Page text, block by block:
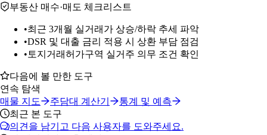
부동산 매수·매도 체크리스트
•최근 3개월 실거래가 상승/하락 추세 파악
•DSR 및 대출 금리 적용 시 상환 부담 점검
• 토지거래허가구역 실거주 의무 조건 확인
다음에 볼 만한 도구
연속 탐색
매물 지도
주담대 계산기
통계 및 예측
최근 본 도구
의견을 남기고 다음 사용자를 도와주세요.